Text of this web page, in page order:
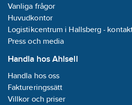
artikelnr:
Materialklass
Vanliga frågor
Huvudkontor
Logistikcentrum i Hallsberg -
Press och media
Handla hos Ahlsell
Handla hos oss
Faktureringssätt
Villkor och priser